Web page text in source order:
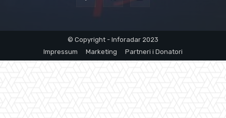
© Copyright - Inforadar 2023
Impressum
Marketing Partneri i Donatori